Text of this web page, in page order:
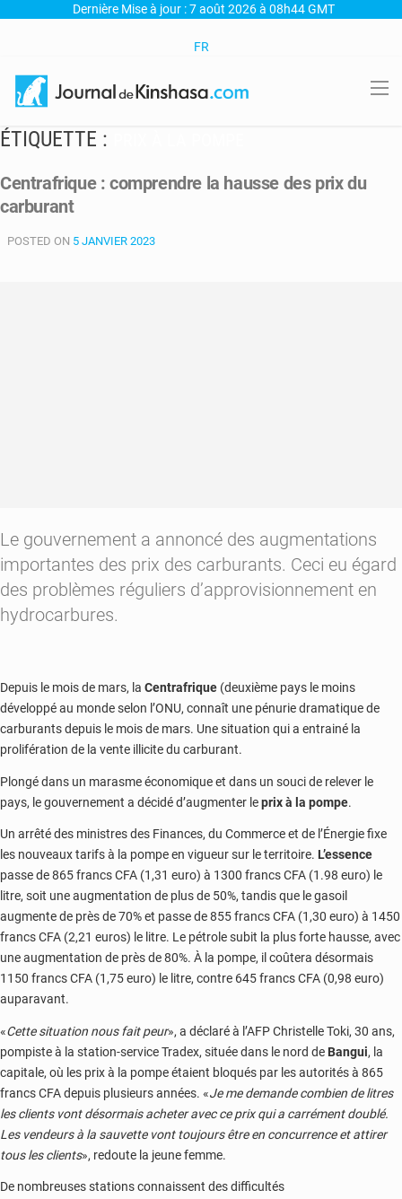
Dernière Mise à jour : 7 août 2026 à 08h44 GMT
FR
ÉTIQUETTE :
Centrafrique : comprendre la hausse des prix du
carburant
POSTED ON 5 JANVIER 2023
Le gouvernement a annoncé des augmentations
importantes des prix des carburants. Ceci eu égard
des problèmes réguliers d’approvisionnement en
hydrocarbures.
Depuis le mois de mars, la Centrafrique (deuxième pays le moins
développé au monde selon l’ONU, connaît une pénurie dramatique de
carburants depuis le mois de mars. Une situation qui a entrainé la
prolifération de la vente illicite du carburant.
Plongé dans un marasme économique et dans un souci de relever le
pays, le gouvernement a décidé d’augmenter leprix à la pompe.
Un arrêté des ministres des Finances, du Commerce et de l’Énergie fixe
les nouveaux tarifs à la pompe en vigueur sur le territoire. L’essence
passe de 865 francs CFA (1,31 euro) à 1300 francs CFA (1.98 euro) le
litre, soit une augmentation de plus de 50%, tandis que le gasoil
augmente de près de 70% et passe de 855 francs CFA (1,30 euro) à 1450
francs CFA (2,21 euros) le litre. Le pétrole subit la plus forte hausse, avec
une augmentation de près de 80%. À la pompe, il coûtera désormais
1150 francs CFA (1,75 euro) le litre, contre 645 francs CFA (0,98 euro)
auparavant.
«Cette situation nous fait peur», a déclaré à l’AFP Christelle Toki, 30 ans,
pompiste à la station-service Tradex, située dans le nord de Bangui, la
capitale, où les prix à la pompe étaient bloqués par les autorités à 865
francs CFA depuis plusieurs années. «Je me demande combien de litres
les clients vont désormais acheter avec ce prix qui a carrément doublé.
Les vendeurs à la sauvette vont toujours être en concurrence et attirer
tous les clients», redoute la jeune femme.
De nombreuses stations connaissent des difficultés